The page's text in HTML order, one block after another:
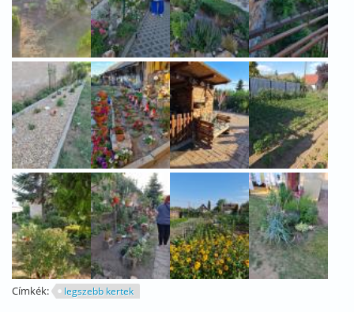
Címkék: legszebb kertek